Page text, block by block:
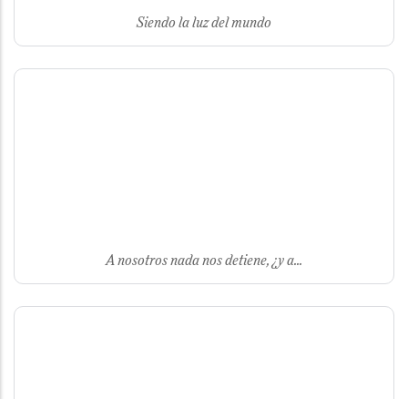
Siendo la luz del mundo
A nosotros nada nos detiene, ¿y a...